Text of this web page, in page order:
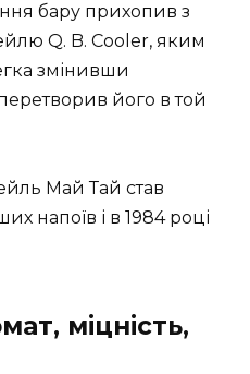
бару прихопив з
Q. B. Cooler, яким
змінивши
його в той
Май Тай став
напоїв і в 1984 році
міцність,